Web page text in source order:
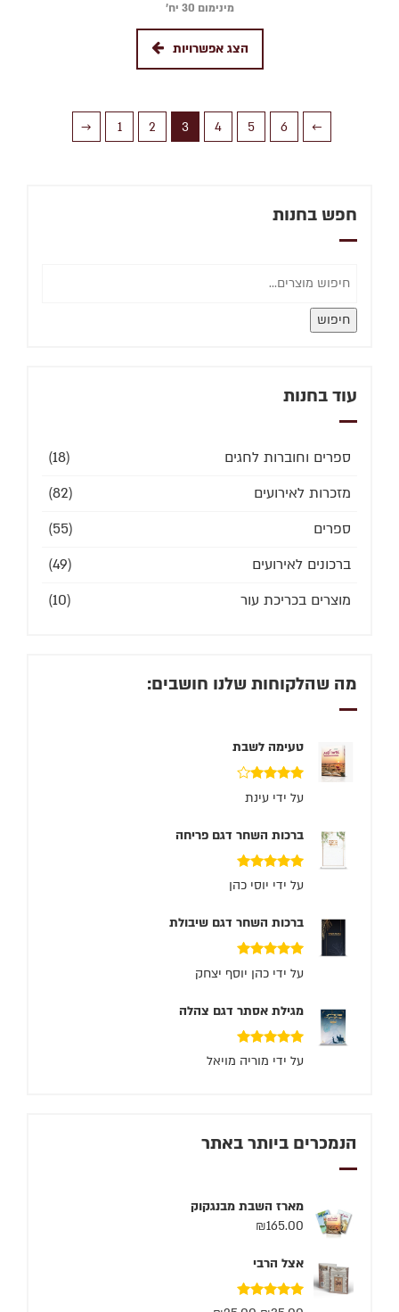
מינימום 30 יח׳
הצג אפשרויות
→ 1 2 3 4 5 6 ←
חפש בחנות
חיפוש
עוד בחנות
ספרים וחוברות לחגים
(18)
מזכרות לאירועים
(82)
ספרים
(55)
ברכונים לאירועים
(49)
מוצרים בכריכת עור
(10)
מה שהלקוחות שלנו חושבים:
טעימה לשבת
דורג4
מתוך 5
על ידי עינת
ברכות השחר דגם פריחה
דורג5 מתוך 5
על ידי יוסי כהן
ברכות השחר דגם שיבולת
דורג
על ידי כהן יוסף יצחק
מגילת אסתר דגם צהלה
דורג5 מתוך 5
על ידי מוריה מויאל
הנמכרים ביותר באתר
מארז השבת מבנגקוק
₪165.00
אצל הרבי
דורג5.00